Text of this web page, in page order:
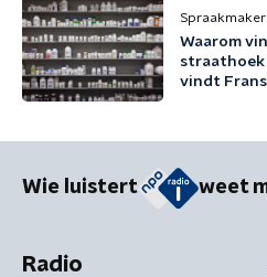
Waarom
straathoek
vindt
Wie luistert weet
Radio